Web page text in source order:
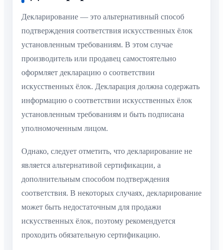
Декларирование — это альтернативный способ
подтверждения соответствия искусственных ёлок
установленным требованиям. В этом случае
производитель или продавец самостоятельно
оформляет декларацию о соответствии
искусственных ёлок. Декларация должна содержать
информацию о соответствии искусственных ёлок
установленным требованиям и быть подписана
уполномоченным лицом.
Однако, следует отметить, что декларирование не
является альтернативой сертификации, а
дополнительным способом подтверждения
соответствия. В некоторых случаях, декларирование
может быть недостаточным для продажи
искусственных ёлок, поэтому рекомендуется
проходить обязательную сертификацию.